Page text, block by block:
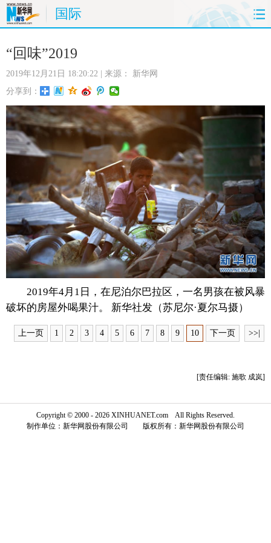
国际
首页
娱乐 体育
时尚 思客 地方 法治
港澳 台湾
能源 房产
图片 视频 彩票 食品
旅游 健康 信息化 数据
金融 公益 军事 无人机
富媒体 摄影 新华广播
新华电视中文 新华电视英文 返回PC
“回味”2019
2019年12月21日 18:20:22 | 来源： 新华网
分享到：
2019年4月1日，在尼泊尔巴拉区，一名男孩在被风暴
破坏的房屋外喝果汁。 新华社发（苏尼尔·夏尔马摄）
上一页 1 2 3 4 5 6 7 8 9 10 下一页 >>|
[责任编辑: 施歌 成岚]
Copyright © 2000 - 2026 XINHUANET.com All Rights Reserved.
制作单位：新华网股份有限公司 版权所有：新华网股份有限公司